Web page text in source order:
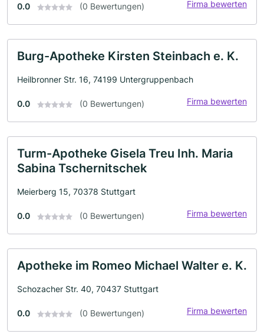
0.0 (0 Bewertungen) Firma bewerten
Burg-Apotheke Kirsten Steinbach e. K.
Heilbronner Str. 16, 74199 Untergruppenbach
0.0 (0 Bewertungen) Firma bewerten
Turm-Apotheke Gisela Treu Inh. Maria
Sabina Tschernitschek
Meierberg 15, 70378 Stuttgart
0.0 (0 Bewertungen) Firma bewerten
Apotheke im Romeo Michael Walter e. K.
Schozacher Str. 40, 70437 Stuttgart
0.0 (0 Bewertungen) Firma bewerten